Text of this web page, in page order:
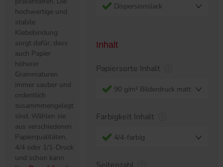
hochwertige und
stabile
Klebebindung
sorgt dafür, dass
auch Papier
höherer
Grammaturen
immer sauber und
ordentlich
zusammmengelegt
sind. Wählen sie
aus verschiedenen
Papierqualitäten,
4/4 oder 1/1-Druck
und schon kann
Dispersionslack
Inhalt
Papiersorte Inhalt
90 g/m² Bilderdruck matt
Farbigkeit Inhalt
4/4-farbig